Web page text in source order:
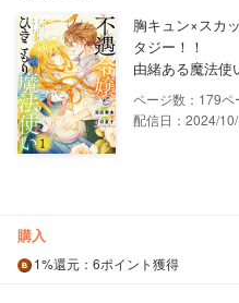
胸キュン×スカ
タジー！！
由緒ある魔法使
179
配信日：2024/
購入
1%還元 ：6ポイント獲得